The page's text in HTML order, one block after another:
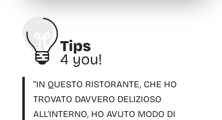
“IN QUESTO RISTORANTE, CHE HO
TROVATO DAVVERO DELIZIOSO
ALL’INTERNO, HO AVUTO MODO DI